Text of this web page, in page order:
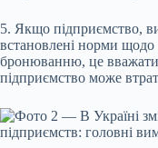
5. Якщо підприємство,
встановлені норми щодо
бронюванню, це
підприємство може